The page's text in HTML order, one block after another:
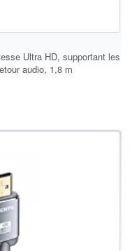
Ultra HD, supportant les
audio, 1,8 m